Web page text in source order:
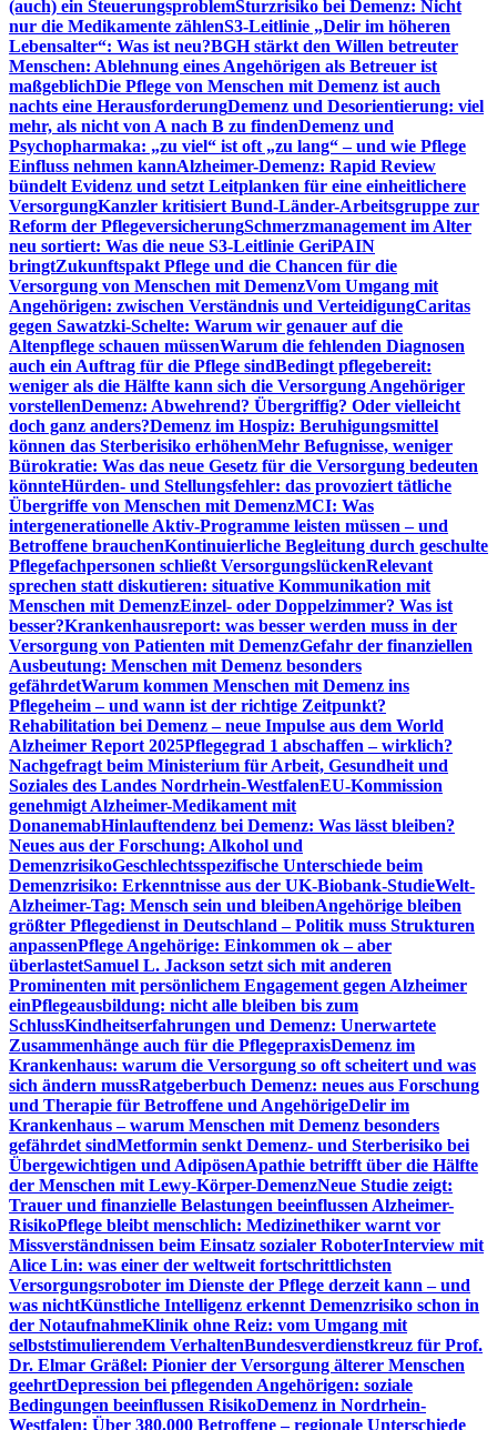
(auch) ein SteuerungsproblemSturzrisiko bei Demenz: Nicht
nur die Medikamente zählenS3-Leitlinie „Delir im höheren
Lebensalter“: Was ist neu?BGH stärkt den Willen betreuter
Menschen: Ablehnung eines Angehörigen als Betreuer ist
maßgeblichDie Pflege von Menschen mit Demenz ist auch
nachts eine HerausforderungDemenz und Desorientierung: viel
mehr, als nicht von A nach B zu findenDemenz und
Psychopharmaka: „zu viel“ ist oft „zu lang“ – und wie Pflege
Einfluss nehmen kannAlzheimer-Demenz: Rapid Review
bündelt Evidenz und setzt Leitplanken für eine einheitlichere
VersorgungKanzler kritisiert Bund-Länder-Arbeitsgruppe zur
Reform der PflegeversicherungSchmerzmanagement im Alter
neu sortiert: Was die neue S3-Leitlinie GeriPAIN
bringtZukunftspakt Pflege und die Chancen für die
Versorgung von Menschen mit DemenzVom Umgang mit
Angehörigen: zwischen Verständnis und VerteidigungCaritas
gegen Sawatzki-Schelte: Warum wir genauer auf die
Altenpflege schauen müssenWarum die fehlenden Diagnosen
auch ein Auftrag für die Pflege sindBedingt pflegebereit:
weniger als die Hälfte kann sich die Versorgung Angehöriger
vorstellenDemenz: Abwehrend? Übergriffig? Oder vielleicht
doch ganz anders?Demenz im Hospiz: Beruhigungsmittel
können das Sterberisiko erhöhenMehr Befugnisse, weniger
Bürokratie: Was das neue Gesetz für die Versorgung bedeuten
könnteHürden- und Stellungsfehler: das provoziert tätliche
Übergriffe von Menschen mit DemenzMCI: Was
intergenerationelle Aktiv-Programme leisten müssen – und
Betroffene brauchenKontinuierliche Begleitung durch geschulte
Pflegefachpersonen schließt VersorgungslückenRelevant
sprechen statt diskutieren: situative Kommunikation mit
Menschen mit DemenzEinzel- oder Doppelzimmer? Was ist
besser?Krankenhausreport: was besser werden muss in der
Versorgung von Patienten mit DemenzGefahr der finanziellen
Ausbeutung: Menschen mit Demenz besonders
gefährdetWarum kommen Menschen mit Demenz ins
Pflegeheim – und wann ist der richtige Zeitpunkt?
Rehabilitation bei Demenz – neue Impulse aus dem World
Alzheimer Report 2025Pflegegrad 1 abschaffen – wirklich?
Nachgefragt beim Ministerium für Arbeit, Gesundheit und
Soziales des Landes Nordrhein-WestfalenEU-Kommission
genehmigt Alzheimer-Medikament mit
DonanemabHinlauftendenz bei Demenz: Was lässt bleiben?
Neues aus der Forschung: Alkohol und
DemenzrisikoGeschlechtsspezifische Unterschiede beim
Demenzrisiko: Erkenntnisse aus der UK-Biobank-StudieWelt-
Alzheimer-Tag: Mensch sein und bleibenAngehörige bleiben
größter Pflegedienst in Deutschland – Politik muss Strukturen
anpassenPflege Angehörige: Einkommen ok – aber
überlastetSamuel L. Jackson setzt sich mit anderen
Prominenten mit persönlichem Engagement gegen Alzheimer
einPflegeausbildung: nicht alle bleiben bis zum
SchlussKindheitserfahrungen und Demenz: Unerwartete
Zusammenhänge auch für die PflegepraxisDemenz im
Krankenhaus: warum die Versorgung so oft scheitert und was
sich ändern mussRatgeberbuch Demenz: neues aus Forschung
und Therapie für Betroffene und AngehörigeDelir im
Krankenhaus – warum Menschen mit Demenz besonders
gefährdet sindMetformin senkt Demenz- und Sterberisiko bei
Übergewichtigen und AdipösenApathie betrifft über die Hälfte
der Menschen mit Lewy-Körper-DemenzNeue Studie zeigt:
Trauer und finanzielle Belastungen beeinflussen Alzheimer-
RisikoPflege bleibt menschlich: Medizinethiker warnt vor
Missverständnissen beim Einsatz sozialer RoboterInterview mit
Alice Lin: was einer der weltweit fortschrittlichsten
Versorgungsroboter im Dienste der Pflege derzeit kann – und
was nichtKünstliche Intelligenz erkennt Demenzrisiko schon in
der NotaufnahmeKlinik ohne Reiz: vom Umgang mit
selbststimulierendem VerhaltenBundesverdienstkreuz für Prof.
Dr. Elmar Gräßel: Pionier der Versorgung älterer Menschen
geehrtDepression bei pflegenden Angehörigen: soziale
Bedingungen beeinflussen RisikoDemenz in Nordrhein-
Westfalen: Über 380.000 Betroffene – regionale Unterschiede